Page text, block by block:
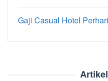
Gaji Casual Hotel